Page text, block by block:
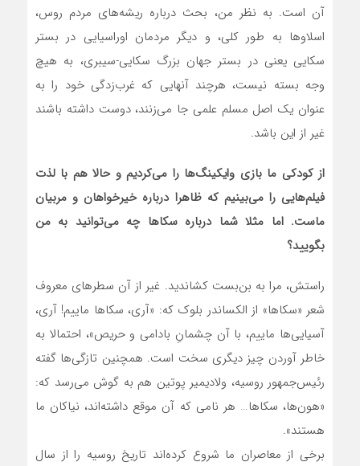
آن است. به نظر من، بحث درباره ریشه‌های مردم روس،
اسلاوها به طور کلی، و دیگر مردمان اوراسیایی در بستر
سکایی یعنی در بستر جهان بزرگ سکایی-سیبری، به هیچ
وجه بسته نیست، هرچند آنهایی که غرب‌زدگی خود را به
عنوان یک اصل مسلم علمی جا می‌زنند، دوست داشته باشند
غیر از این باشد.
از کودکی ما بازی وایکینگ‌ها را می‌کردیم و حالا هم با لذت
فیلم‌هایی را می‌بینیم که ظاهرا درباره خیرخواهان و مربیان
ماست. اما مثلا شما درباره سکاها چه می‌توانید به من
بگویید؟
راستش، مرا به بن‌بست کشاندید. غیر از آن سطرهای معروف
شعر «سکاها» از الکساندر بلوک که: «آری، سکاها ماییم! آری،
آسیایی‌ها ماییم، با آن چشمانِ بادامی و حریص»، احتمالا به
خاطر آوردن چیز دیگری سخت است. همچنین تازگی‌ها گفته
رئیس‌جمهور روسیه، ولادیمیر پوتین هم به گوش می‌رسد که:
«هون‌ها، سکاها… هر نامی که آن موقع داشته‌اند، نیاکان ما
هستند».
برخی از معاصران ما شروع کرده‌اند تاریخ روسیه را از سال